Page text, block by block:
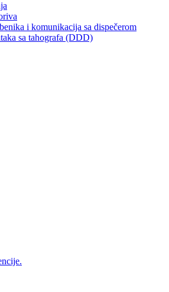
i komunikacija sa dispečerom
sa tahografa (DDD)